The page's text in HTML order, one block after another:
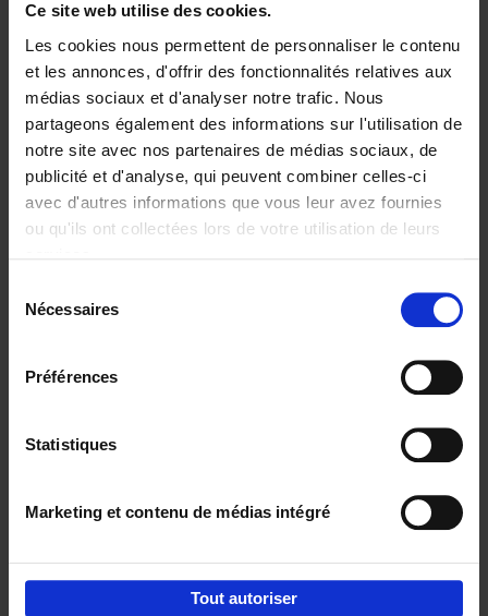
Ce site web utilise des cookies.
Les cookies nous permettent de personnaliser le contenu
et les annonces, d'offrir des fonctionnalités relatives aux
médias sociaux et d'analyser notre trafic. Nous
partageons également des informations sur l'utilisation de
notre site avec nos partenaires de médias sociaux, de
publicité et d'analyse, qui peuvent combiner celles-ci
avec d'autres informations que vous leur avez fournies
ou qu'ils ont collectées lors de votre utilisation de leurs
Nécessaires
Préférences
Statistiques
Marketing et contenu de médias intégré
Tout autoriser
Building Bonds = Building
Business
Jochen Roef Jozefien De Feyter
Carolien Boom
Couverture souple
2025 200
€29,99
Digital marketing like a PRO -
completely revised edition (EN)